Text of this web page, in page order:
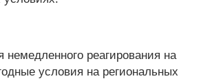
немедленного реагирования на
условия на региональных